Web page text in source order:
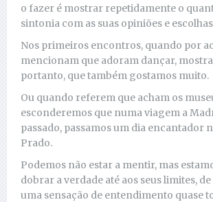
o fazer é mostrar repetidamente o
sintonia com as suas opiniões e
Nos primeiros encontros, quando por
mencionam que adoram dançar,
portanto, que também gostamos muito.
Ou quando referem que acham os
esconderemos que numa viagem a
passado, passamos um dia encantador
Prado.
Podemos não estar a mentir, mas
dobrar a verdade até aos seus limites,
uma sensação de entendimento quase